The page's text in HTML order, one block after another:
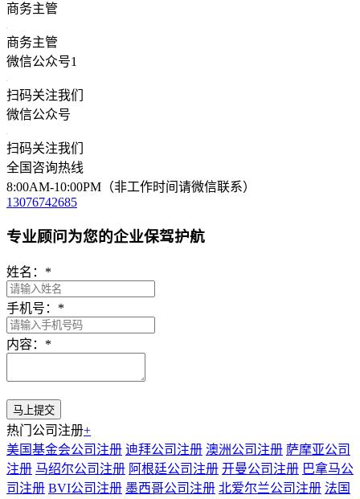
商务主管
商务主管
微信公众号1
扫码关注我们
微信公众号
扫码关注我们
全国咨询热线
8:00AM-10:00PM（非工作时间请微信联系）
13076742685
专业顾问为您的企业保驾护航
姓名： *
手机号： *
内容： *
热门公司注册+
美国基金会公司注册 迪拜公司注册 澳洲公司注册 萨摩亚公司
注册 马绍尔公司注册 阿根廷公司注册 开曼公司注册 巴拿马公
司注册 BVI公司注册 墨西哥公司注册 北爱尔兰公司注册 法国